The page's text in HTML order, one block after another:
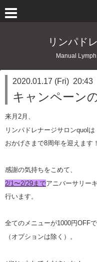
リンパド
Manual
2020.01.17 (Fri) 20:43
キャンペーン
来月2月、
リンパドレナージサロンquolは
おかげさまで8周年を迎えます！
感謝の気持ちをこめて、
2/1〜2/29までアニバーサリー
行います。
全てのメニューが1000円OFFで
（オプションは除く）。